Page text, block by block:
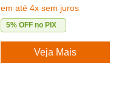
em até 4x sem juros
5% OFF no PIX
Veja Mais